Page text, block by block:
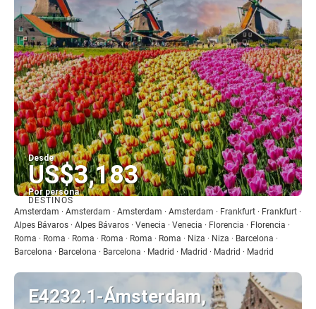
Desde
US$3,183
Por persona
Ver
DESTINOS
Amsterdam · Amsterdam · Amsterdam · Amsterdam · Frankfurt · Frankfurt ·
Alpes Bávaros · Alpes Bávaros · Venecia · Venecia · Florencia · Florencia ·
Roma · Roma · Roma · Roma · Roma · Roma · Niza · Niza · Barcelona ·
Barcelona · Barcelona · Barcelona · Madrid · Madrid · Madrid · Madrid
E4232.1-Ámsterdam,